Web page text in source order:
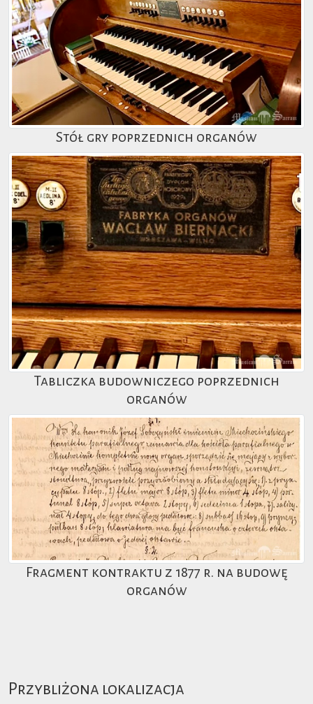
Stół gry poprzednich organów
Tabliczka budowniczego poprzednich
organów
Fragment kontraktu z 1877 r. na budowę
organów
Przybliżona lokalizacja